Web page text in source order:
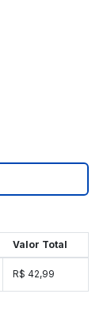
Valor Total
R$ 42,99